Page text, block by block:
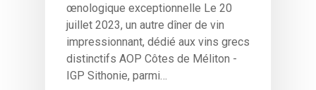
œnologique exceptionnelle Le 20
juillet 2023, un autre dîner de vin
impressionnant, dédié aux vins grecs
distinctifs AOP Côtes de Méliton -
IGP Sithonie, parmi…